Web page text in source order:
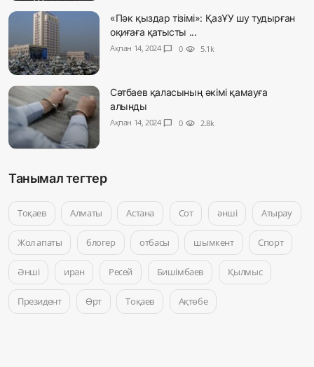
«Пәк қыздар тізімі»: ҚазҰУ шу тудырған
оқиғаға қатысты ...
Ақпан 14, 2024 chat_bubble 0 visibility 5.1k
Сәтбаев қаласының әкімі қамауға
алынды
Ақпан 14, 2024 chat_bubble 0 visibility 2.8k
Танымал тегтер
Тоқаев Алматы Астана Сот әнші Атырау
Жол апаты блогер отбасы шымкент Спорт
Әнші иран Ресей Бишімбаев Қылмыс
Президент Өрт Тоқаев Ақтөбе